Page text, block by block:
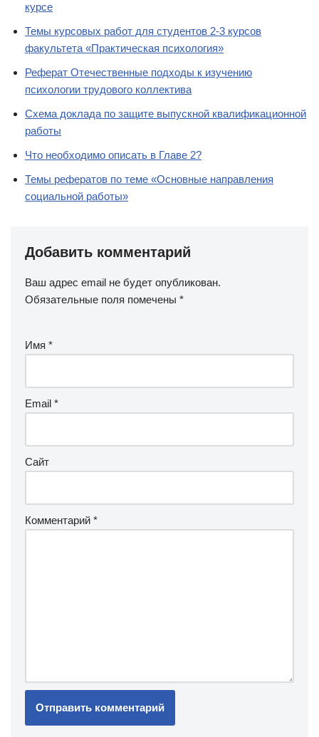
курсе
Темы курсовых работ для студентов 2-3 курсов
факультета «Практическая психология»
Реферат Отечественные подходы к изучению
психологии трудового коллектива
Схема доклада по защите выпускной квалификационной
работы
Что необходимо описать в Главе 2?
Темы рефератов по теме «Основные направления
социальной работы»
Добавить комментарий
Ваш адрес email не будет опубликован.
Обязательные поля помечены *
Имя *
Email *
Сайт
Комментарий *